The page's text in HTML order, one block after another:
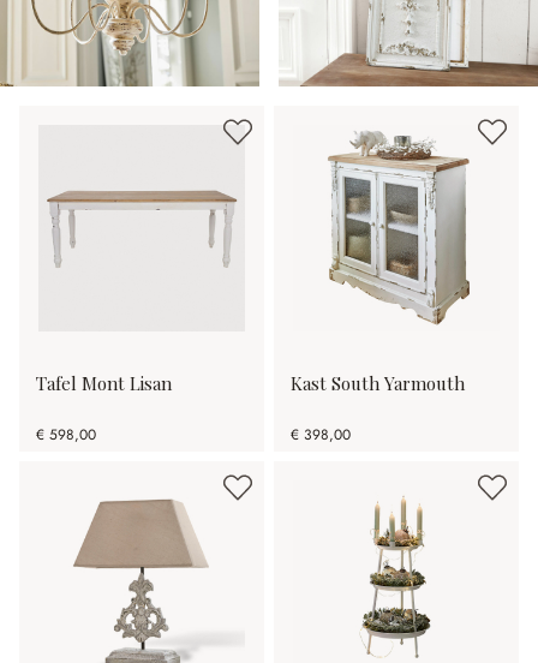
Tafel Mont Lisan
€ 598,00
Kast South Yarmouth
€ 398,00